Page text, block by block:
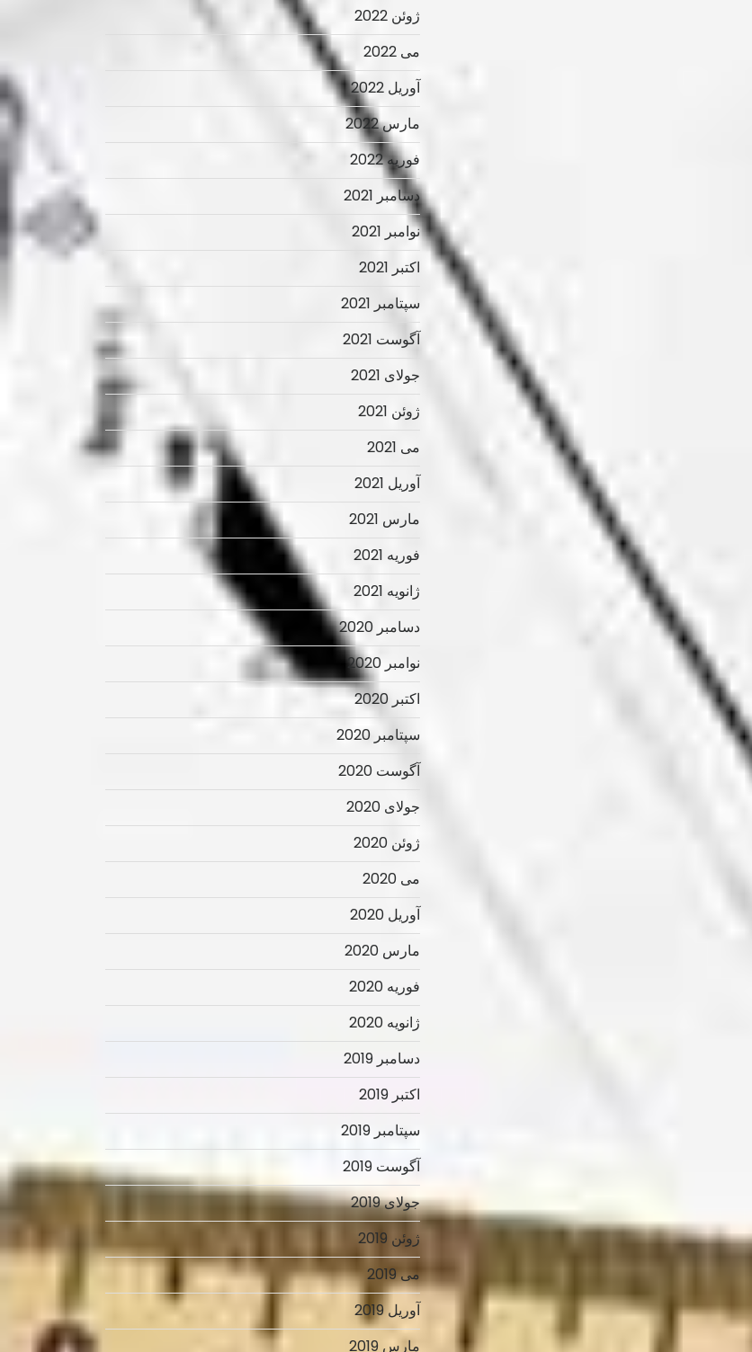
ژوئن 2022
می 2022
آوریل 2022
مارس 2022
فوریه 2022
دسامبر 2021
نوامبر 2021
اکتبر 2021
سپتامبر 2021
آگوست 2021
جولای 2021
ژوئن 2021
می 2021
آوریل 2021
مارس 2021
فوریه 2021
ژانویه 2021
دسامبر 2020
نوامبر 2020
اکتبر 2020
سپتامبر 2020
آگوست 2020
جولای 2020
ژوئن 2020
می 2020
آوریل 2020
مارس 2020
فوریه 2020
ژانویه 2020
دسامبر 2019
اکتبر 2019
سپتامبر 2019
آگوست 2019
جولای 2019
ژوئن 2019
می 2019
آوریل 2019
مارس 2019